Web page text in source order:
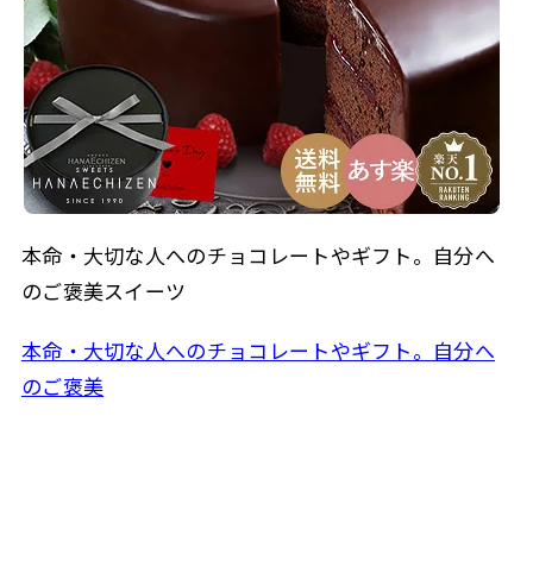
本命・大切な人へのチョコレートやギフト。自分へ
のご褒美スイーツ
本命・大切な人へのチョコレートやギフト。自分へ
のご褒美